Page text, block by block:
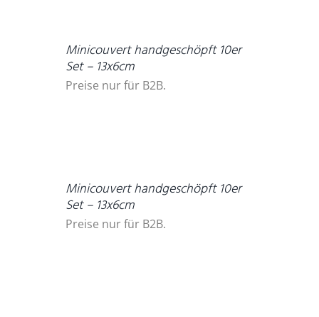
Minicouvert handgeschöpft 10er
Set – 13x6cm
Preise nur für B2B.
Minicouvert handgeschöpft 10er
Set – 13x6cm
Preise nur für B2B.